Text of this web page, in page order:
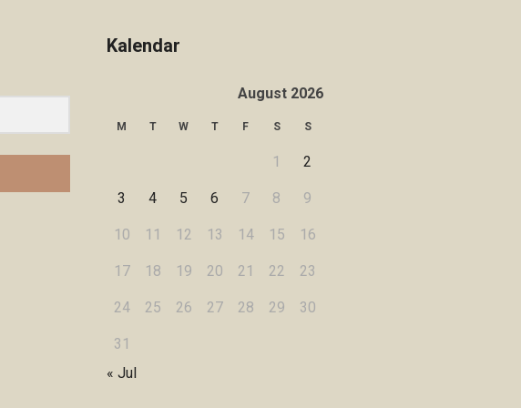
Kalendar
August 2026
M T W T F S S
1 2
3 4 5 6 7 8 9
10 11 12 13 14 15 16
17 18 19 20 21 22 23
24 25 26 27 28 29 30
31
« Jul